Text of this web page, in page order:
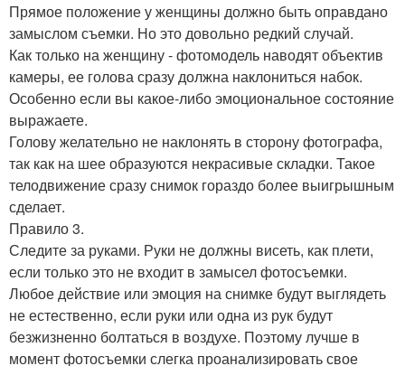
Прямое положение у женщины должно быть оправдано
замыслом съемки. Но это довольно редкий случай.
Как только на женщину - фотомодель наводят объектив
камеры, ее голова сразу должна наклониться набок.
Особенно если вы какое-либо эмоциональное состояние
выражаете.
Голову желательно не наклонять в сторону фотографа,
так как на шее образуются некрасивые складки. Такое
телодвижение сразу снимок гораздо более выигрышным
сделает.
Правило 3.
Следите за руками. Руки не должны висеть, как плети,
если только это не входит в замысел фотосъемки.
Любое действие или эмоция на снимке будут выглядеть
не естественно, если руки или одна из рук будут
безжизненно болтаться в воздухе. Поэтому лучше в
момент фотосъемки слегка проанализировать свое